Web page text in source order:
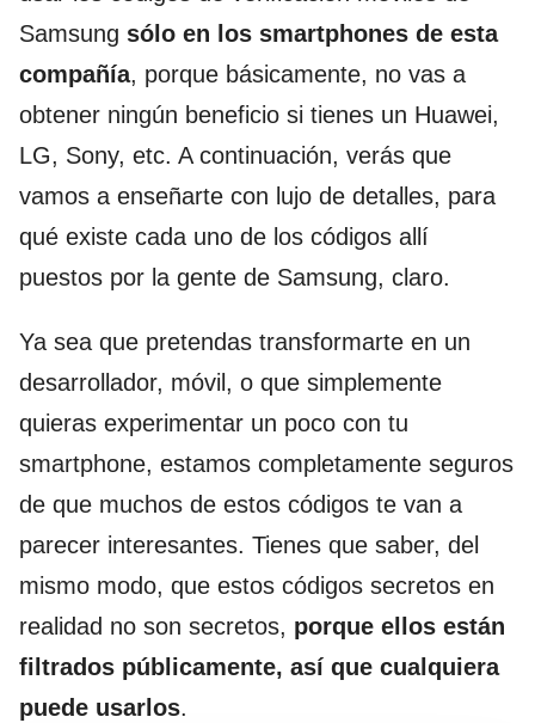
Samsung sólo en los smartphones de esta
compañía, porque básicamente, no vas a
obtener ningún beneficio si tienes un Huawei,
LG, Sony, etc. A continuación, verás que
vamos a enseñarte con lujo de detalles, para
qué existe cada uno de los códigos allí
puestos por la gente de Samsung, claro.
Ya sea que pretendas transformarte en un
desarrollador, móvil, o que simplemente
quieras experimentar un poco con tu
smartphone, estamos completamente seguros
de que muchos de estos códigos te van a
parecer interesantes. Tienes que saber, del
mismo modo, que estos códigos secretos en
realidad no son secretos, porque ellos están
filtrados públicamente, así que cualquiera
puede usarlos.